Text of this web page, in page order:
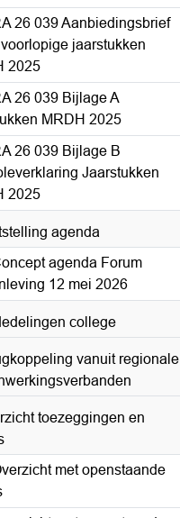
26 039 Aanbiedingsbrief
jaarstukken
2025
26 039 Bijlage A
MRDH 2025
26 039 Bijlage B
Jaarstukken
2025
agenda
agenda Forum
12 mei 2026
college
vanuit regionale
toezeggingen en
met openstaande